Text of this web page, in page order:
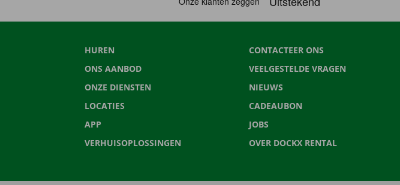
HUREN
ONS AANBOD
ONZE DIENSTEN
LOCATIES
APP
VERHUISOPLOSSINGEN
CONTACTEER ONS
VEELGESTELDE VRAGEN
NIEUWS
CADEAUBON
JOBS
OVER DOCKX RENTAL